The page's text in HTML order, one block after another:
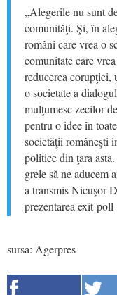
„Alegerile nu sunt
comunităţi. Şi, în
români care vrea o
comunitate care
reducerea corupţiei,
o societate a
mulţumesc zecilor
pentru o idee în
societăţii româneşti
politice din ţara
grele să ne aducem
a transmis Nicuşor
prezentarea exit-
sursa: Agerpres